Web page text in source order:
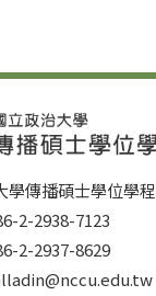
學傳播碩士學位學程
2-2938-7123
2-2937-8629